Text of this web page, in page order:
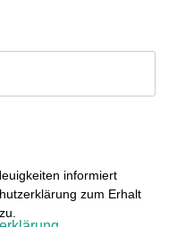
informiert
zum Erhalt